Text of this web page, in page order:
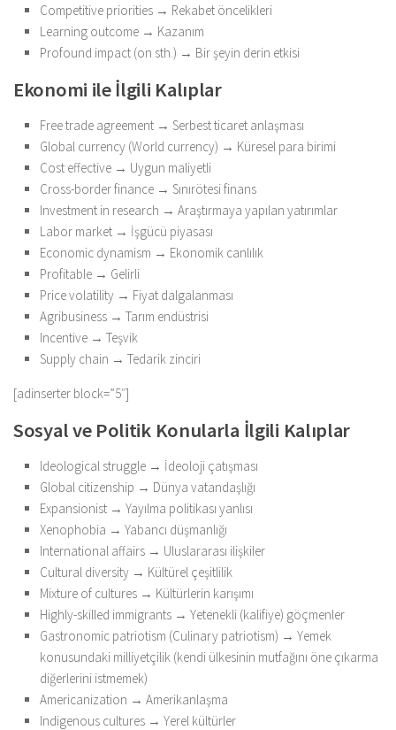
Competitive priorities → Rekabet öncelikleri
Learning outcome → Kazanım
Profound impact (on sth.) → Bir şeyin derin etkisi
Ekonomi ile İlgili Kalıplar
Free trade agreement → Serbest ticaret anlaşması
Global currency (World currency) → Küresel para birimi
Cost effective → Uygun maliyetli
Cross-border finance → Sınırötesi finans
Investment in research → Araştırmaya yapılan yatırımlar
Labor market → İşgücü piyasası
Economic dynamism → Ekonomik canlılık
Profitable → Gelirli
Price volatility → Fiyat dalgalanması
Agribusiness → Tarım endüstrisi
Incentive → Teşvik
Supply chain → Tedarik zinciri
[adinserter block=”5″]
Sosyal ve Politik Konularla İlgili Kalıplar
Ideological struggle → İdeoloji çatışması
Global citizenship → Dünya vatandaşlığı
Expansionist → Yayılma politikası yanlısı
Xenophobia → Yabancı düşmanlığı
International affairs → Uluslararası ilişkiler
Cultural diversity → Kültürel çeşitlilik
Mixture of cultures → Kültürlerin karışımı
Highly-skilled immigrants → Yetenekli (kalifiye) göçmenler
Gastronomic patriotism (Culinary patriotism) → Yemek
konusundaki milliyetçilik (kendi ülkesinin mutfağını öne çıkarma
diğerlerini istmemek)
Americanization → Amerikanlaşma
Indigenous cultures → Yerel kültürler